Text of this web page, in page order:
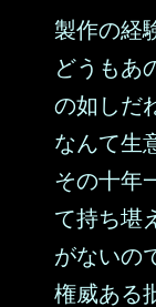
製作の経
どうもあ
の如しだ
なんて生
その十年
て持ち堪
がないの
権威ある